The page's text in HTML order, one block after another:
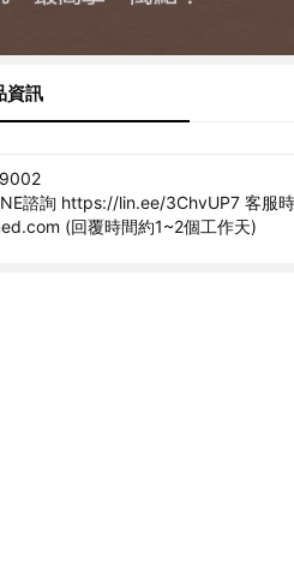
資訊
諮詢 https://lin.ee/3ChvUP7 客服
(回覆時間約1~2個工作天)